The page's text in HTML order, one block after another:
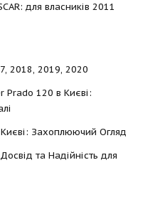
для власників 2011
2018, 2019, 2020
Prado 120 в Києві:
Захоплюючий Огляд
та Надійність для